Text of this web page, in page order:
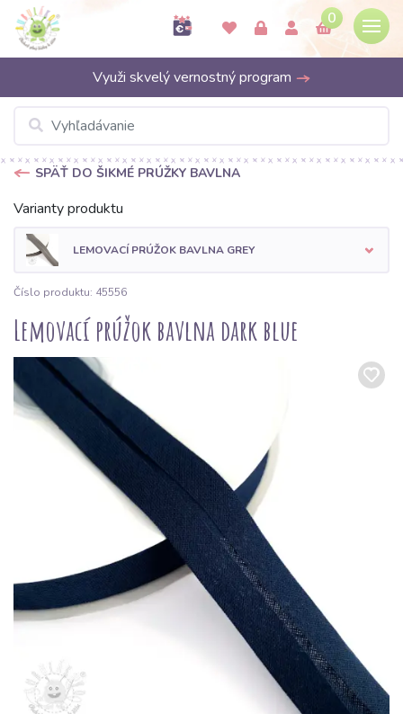
0
Využi skvelý vernostný program
SPÄŤ DO ŠIKMÉ PRÚŽKY BAVLNA
Varianty produktu
LEMOVACÍ PRÚŽOK BAVLNA GREY
Číslo produktu: 45556
Lemovací prúžok bavlna dark blue